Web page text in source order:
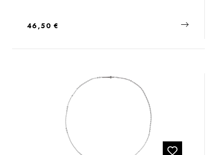
Regulärer Preis:
46,50 €